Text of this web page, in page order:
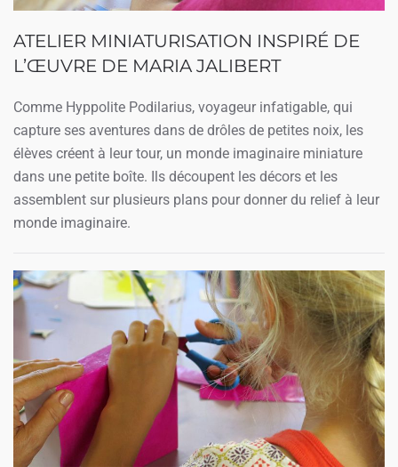
ATELIER MINIATURISATION INSPIRÉ DE
L’ŒUVRE DE MARIA JALIBERT
Comme Hyppolite Podilarius, voyageur infatigable, qui
capture ses aventures dans de drôles de petites noix, les
élèves créent à leur tour, un monde imaginaire miniature
dans une petite boîte. Ils découpent les décors et les
assemblent sur plusieurs plans pour donner du relief à leur
monde imaginaire.